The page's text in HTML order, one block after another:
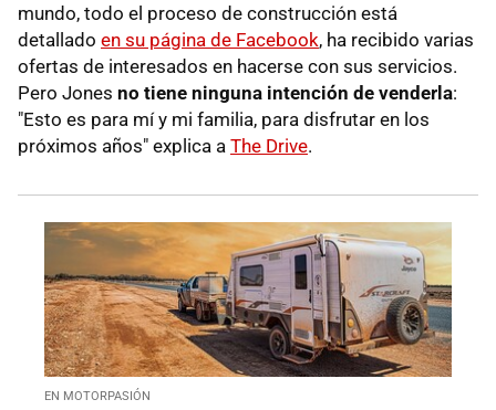
mundo, todo el proceso de construcción está
detallado en su página de Facebook, ha recibido varias
ofertas de interesados en hacerse con sus servicios.
Pero Jones no tiene ninguna intención de venderla:
"Esto es para mí y mi familia, para disfrutar en los
próximos años" explica a The Drive.
EN MOTORPASIÓN